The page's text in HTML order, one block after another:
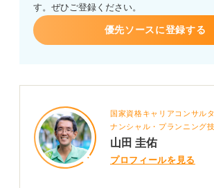
す。ぜひご登録ください。
優先ソースに登録する
国家資格キャリアコンサル
ナンシャル・プランニング
山田 圭佑
プロフィールを見る